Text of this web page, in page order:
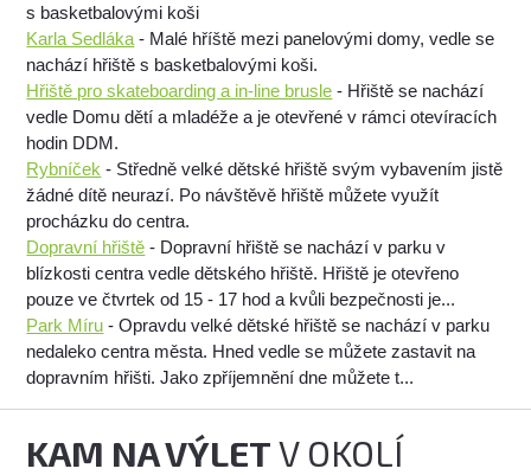
s basketbalovými koši
Karla Sedláka - Malé hříště mezi panelovými domy, vedle se
nachází hřiště s basketbalovými koši.
Hřiště pro skateboarding a in-line brusle - Hřiště se nachází
vedle Domu dětí a mladéže a je otevřené v rámci otevíracích
hodin DDM.
Rybníček - Středně velké dětské hřiště svým vybavením jistě
žádné dítě neurazí. Po návštěvě hřiště můžete využít
procházku do centra.
Dopravní hřiště - Dopravní hřiště se nachází v parku v
blízkosti centra vedle dětského hřiště. Hřiště je otevřeno
pouze ve čtvrtek od 15 - 17 hod a kvůli bezpečnosti je...
Park Míru - Opravdu velké dětské hřiště se nachází v parku
nedaleko centra města. Hned vedle se můžete zastavit na
dopravním hřišti. Jako zpříjemnění dne můžete t...
KAM NA VÝLETV OKOLÍ